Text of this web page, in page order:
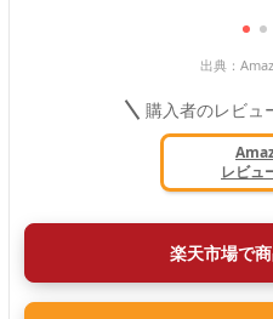
出典：
購入者のレビュ
レビュ
楽天市場で